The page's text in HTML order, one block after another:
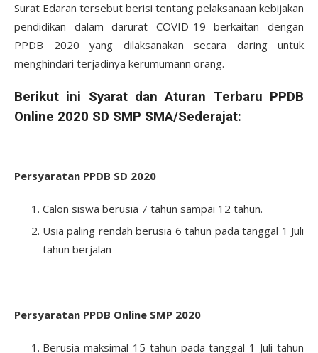
Surat Edaran tersebut berisi tentang pelaksanaan kebijakan
pendidikan dalam darurat COVID-19 berkaitan dengan
PPDB 2020 yang dilaksanakan secara daring untuk
menghindari terjadinya kerumumann orang.
Berikut ini Syarat dan Aturan Terbaru PPDB
Online 2020 SD SMP SMA/Sederajat:
Persyaratan PPDB SD 2020
Calon siswa berusia 7 tahun sampai 12 tahun.
Usia paling rendah berusia 6 tahun pada tanggal 1 Juli
tahun berjalan
Persyaratan PPDB Online SMP 2020
Berusia maksimal 15 tahun pada tanggal 1 Juli tahun